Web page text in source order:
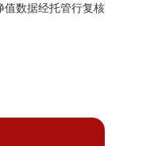
值数据经托管行复核